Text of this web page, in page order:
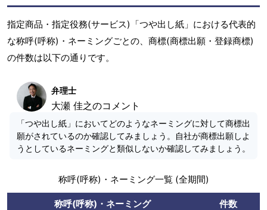
指定商品・指定役務(サービス)「つや出し紙」における代表的
な称呼(呼称)・ネーミングごとの、商標(商標出願・登録商標)
の件数は以下の通りです。
弁理士
大瀬 佳之のコメント
「つや出し紙」においてどのようなネーミングに対して商標出
願がされているのか確認してみましょう。自社が商標出願しよ
うとしているネーミングと類似しないか確認してみましょう。
称呼(呼称)・ネーミング一覧 (全期間)
称呼(呼称)・ネーミング
件数